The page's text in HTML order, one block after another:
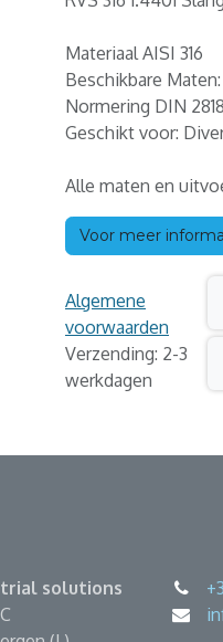
Materiaal AISI 316
Beschikbare
Normering DIN 2818
Geschikt voor:
Alle maten en
Voor meer
Algemene
voorwaarden
Verzending: 2-3
werkdagen
solutions